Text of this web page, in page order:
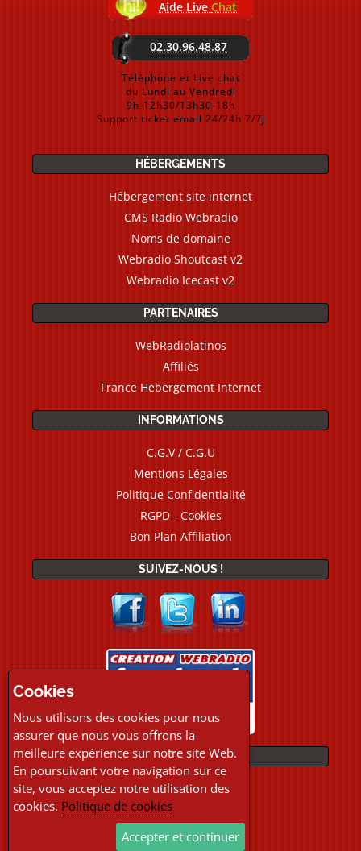
Aide Live Chat
02.30.96.48.87
Téléphone et Live chat
du Lundi au Vendredi
9h-12h30/13h30-18h
Support ticket email 24/24h 7/7j
HÉBERGEMENTS
Hébergement site internet
CMS Radio Webradio
Noms de domaine
Webradio Shoutcast v2
Webradio Icecast v2
PARTENAIRES
WebRadiolatinos
Affiliés
France Hebergement Internet
INFORMATIONS
C.G.V / C.G.U
Mentions Légales
Politique Confidentialité
RGPD - Cookies
Bon Plan Affiliation
SUIVEZ-NOUS !
PAIEMENTS
Cookies
Nous utilisons des cookies pour nous
assurer que nous vous offrons la
meilleure expérience sur notre site Web.
En poursuivant votre navigation sur ce
site, vous acceptez notre utilisation des
cookies. Politique de cookies
Accepter et continuer